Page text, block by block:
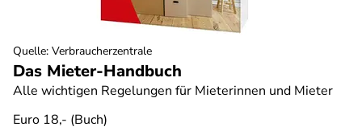
Das Mieter-Handbuch
Alle wichtigen Regelungen für Mieterinnen und Mieter
Euro 18,- (Buch)
Quelle: Verbraucherzentrale